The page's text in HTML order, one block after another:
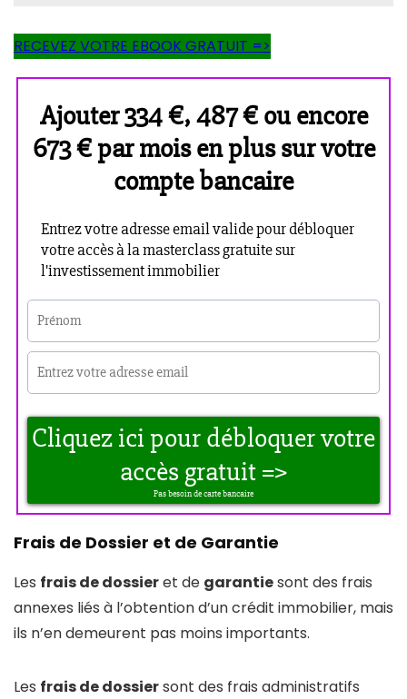
RECEVEZ VOTRE EBOOK GRATUIT =>
Frais de Dossier et de Garantie
Les frais de dossieret de garantiesont des frais
annexes liés à l’obtention d’un crédit immobilier, mais
ils n’en demeurent pas moins importants.
Les frais de dossiersont des frais administratifs